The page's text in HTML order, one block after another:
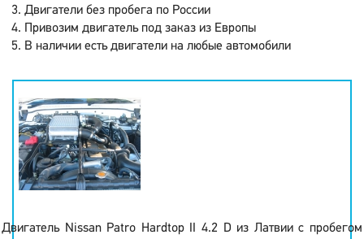
Двигатели без пробега по России
Привозим двигатель под заказ из Европы
В наличии есть двигатели на любые автомобили
Двигатель Nissan Patro Hardtop II 4.2 D из Латвии с пробегом